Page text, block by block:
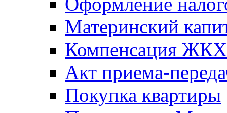
Материнский
Компенсация ЖКХ
Акт приема-
Покупка квартиры